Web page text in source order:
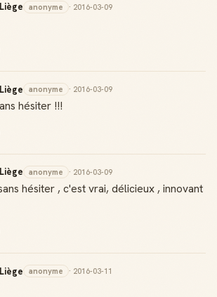
anonyme · 2016-03-09
anonyme · 2016-03-09
hésiter !!!
anonyme · 2016-03-09
hésiter , c'est vrai, délicieux , innovant
anonyme · 2016-03-11